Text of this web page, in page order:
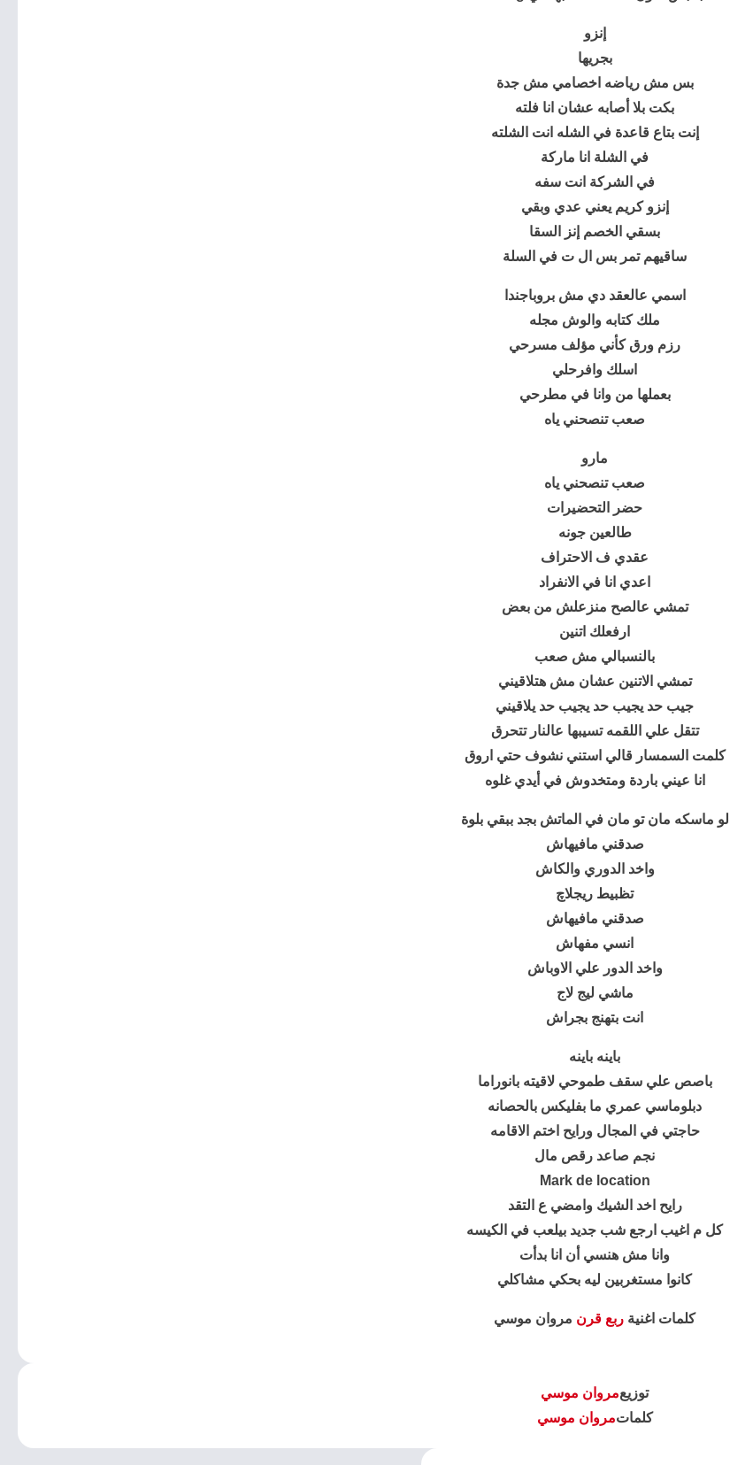
إنزو
بجريها
بس مش رياضه اخصامي مش جدة
بكت بلا أصابه عشان انا فلته
إنت بتاع قاعدة في الشله انت الشلته
في الشلة انا ماركة
في الشركة انت سفه
إنزو كريم يعني عدي وبقي
بسقي الخصم إنز السقا
ساقيهم تمر بس ال ت في السلة
اسمي عالعقد دي مش بروباجندا
ملك كتابه والوش مجله
رزم ورق كأني مؤلف مسرحي
اسلك وافرحلي
بعملها من وانا في مطرحي
صعب تنصحني ياه
مارو
صعب تنصحني ياه
حضر التحضيرات
طالعين جونه
عقدي ف الاحتراف
اعدي انا في الانفراد
تمشي عالصح منزعلش من بعض
ارفعلك اتنين
بالنسبالي مش صعب
تمشي الاتنين عشان مش هتلاقيني
جيب حد يجيب حد يجيب حد يلاقيني
تتقل علي اللقمه تسيبها عالنار تتحرق
كلمت السمسار قالي استني نشوف حتي اروق
انا عيني باردة ومتخدوش في أيدي غلوه
لو ماسكه مان تو مان في الماتش بجد ببقي بلوة
صدقني مافيهاش
واخد الدوري والكاش
تظبيط ريجلاچ
صدقني مافيهاش
انسي مفهاش
واخد الدور علي الاوباش
ماشي ليج لاج
انت بتهنج بجراش
باينه باينه
باصص علي سقف طموحي لاقيتهبانوراما
دبلوماسي عمري ما بفليكس بالحصانه
حاجتي في المجال ورايح اختم الاقامه
نجم صاعد رقص مال
Mark de location
رايح اخد الشيك وامضي ع التقد
كل م اغيب ارجع شب جديد بيلعب في الكيسه
وانا مش هنسي أن انا بدأت
كانوا مستغربين ليه بحكي مشاكلي
كلمات اغنية ربع قرن مروان موسي
توزيعمروان موسي
كلماتمروان موسي